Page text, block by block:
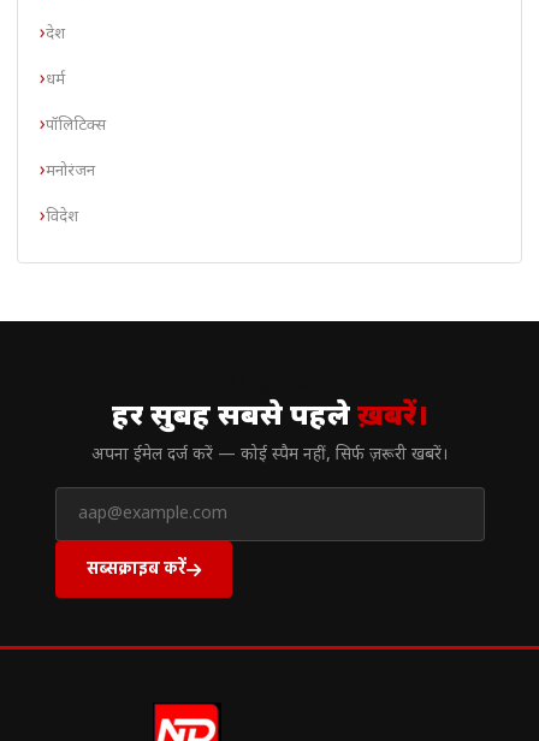
देश
धर्म
पॉलिटिक्स
मनोरंजन
विदेश
हर सुबह सबसे पहलेख़बरें।
अपना ईमेल दर्ज करें — कोई स्पैम नहीं, सिर्फ ज़रूरी खबरें।
सब्सक्राइब करें